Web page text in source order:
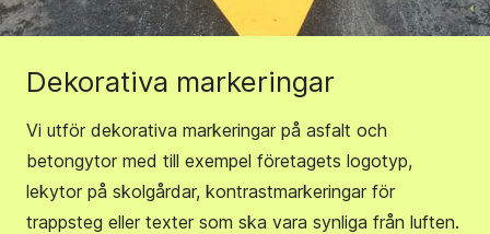
Dekorativa markeringar
Vi utför dekorativa markeringar på asfalt och
betongytor med till exempel företagets logotyp,
lekytor på skolgårdar, kontrastmarkeringar för
trappsteg eller texter som ska vara synliga från luften.